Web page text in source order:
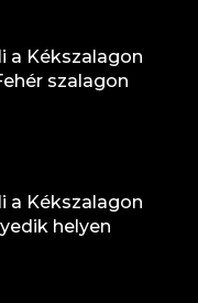
a Kékszalagon
szalagon
a Kékszalagon
helyen